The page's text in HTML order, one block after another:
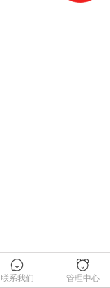
联系我们 管理中心